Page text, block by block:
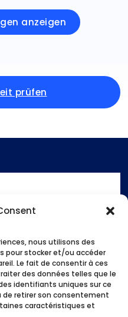
nous utilisons des
pour stocker et/ou accéder
Le fait de consentir à ces
des données telles que le
identifiants uniques sur ce
de retirer son consentement
caractéristiques et
anzeigen
prüfen